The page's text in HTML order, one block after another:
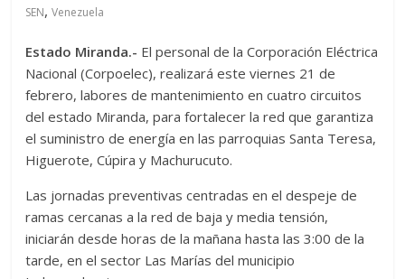
SEN,Venezuela
Estado Miranda.- El personal de la Corporación Eléctrica
Nacional (Corpoelec), realizará este viernes 21 de
febrero, labores de mantenimiento en cuatro circuitos
del estado Miranda, para fortalecer la red que garantiza
el suministro de energía en las parroquias Santa Teresa,
Higuerote, Cúpira y Machurucuto.
Las jornadas preventivas centradas en el despeje de
ramas cercanas a la red de baja y media tensión,
iniciarán desde horas de la mañana hasta las 3:00 de la
tarde, en el sector Las Marías del municipio